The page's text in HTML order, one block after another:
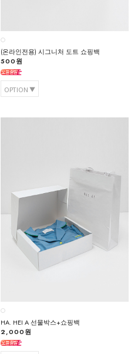
(온라인전용) 시그니처 도트 쇼핑백
500원
OPTION
HA. HEI A 선물박스+쇼핑백
2,000원